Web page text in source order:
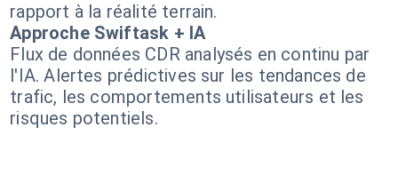
rapport à la réalité terrain.
Approche Swiftask + IA
Flux de données CDR analysés en continu par
l'IA. Alertes prédictives sur les tendances de
trafic, les comportements utilisateurs et les
risques potentiels.